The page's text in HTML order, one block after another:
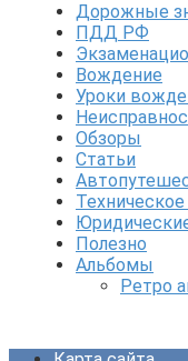
Дорожные
ПДД РФ
Вождение
Уроки
Обзоры
Статьи
Полезно
Альбомы
Ретро